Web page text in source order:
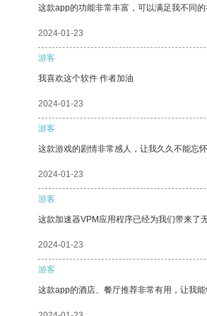
这款app的功能非常丰富，可以满足我不同的
2024-01-23
游客
我喜欢这个软件 作者加油
2024-01-23
游客
这款游戏的剧情非常感人，让我久久不能忘怀
2024-01-23
游客
这款加速器VPM应用程序已经为我们带来了
2024-01-23
游客
这款app的酒店、餐厅推荐非常有用，让我能